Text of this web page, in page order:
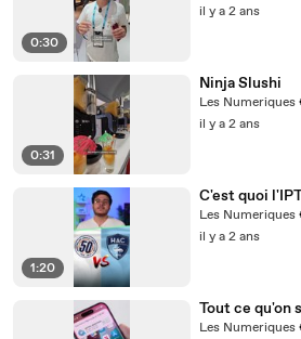
0:30
il y a 2 ans
0:31
Ninja Slushi
Les Numeriques
il y a 2 ans
1:20
C'est quoi
Les Numeriques
il y a 2 ans
Tout ce qu'on
Les Numeriques